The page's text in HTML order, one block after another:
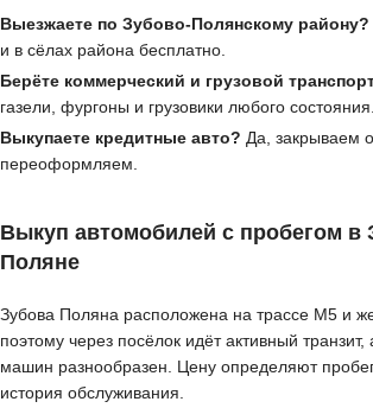
Выезжаете по Зубово-Полянскому району?
и в сёлах района бесплатно.
Берёте коммерческий и грузовой
газели, фургоны и грузовики любого состояния.
Выкупаете кредитные авто? Да, закрываем
переоформляем.
Выкуп автомобилей с пробегом в
Поляне
Зубова Поляна расположена на трассе М5 и
поэтому через посёлок идёт активный
машин разнообразен. Цену определяют
история обслуживания.